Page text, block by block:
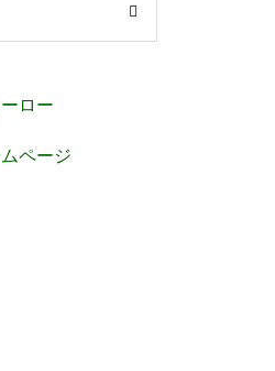
ロー
ページ